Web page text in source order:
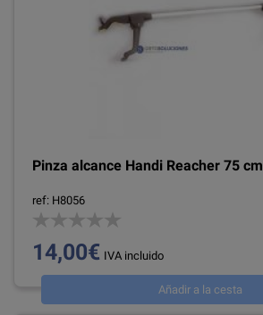
Pinza alcance Handi Reacher 75 cm
ref: H8056
14,00€ IVA incluido
Añadir a la cesta